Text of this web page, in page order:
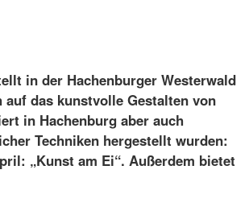
in der Hachenburger Westerwald
das kunstvolle Gestalten von
in Hachenburg aber auch
Techniken hergestellt wurden:
„Kunst am Ei“. Außerdem bietet